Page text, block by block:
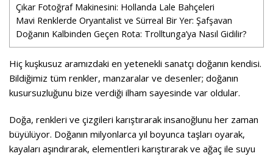
Çıkar Fotoğraf Makinesini: Hollanda Lale Bahçeleri
Mavi Renklerde Oryantalist ve Sürreal Bir Yer: Şafşavan
Doğanın Kalbinden Geçen Rota: Trolltunga’ya Nasıl Gidilir?
Hiç kuşkusuz aramızdaki en yetenekli sanatçı doğanın kendisi.
Bildiğimiz tüm renkler, manzaralar ve desenler; doğanın
kusursuzluğunu bize verdiği ilham sayesinde var oldular.
Doğa, renkleri ve çizgileri karıştırarak insanoğlunu her zaman
büyülüyor. Doğanın milyonlarca yıl boyunca taşları oyarak,
kayaları aşındırarak, elementleri karıştırarak ve ağaç ile suyu